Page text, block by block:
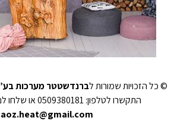
© כל הזכויות שמורות לברנדשטטר מערכות
התקשרו לטלפון: 0509380181 או שלחו לנו דוא”ל לכתובת: